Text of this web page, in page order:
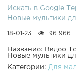
Искать в Google
Новые мультики
18-01-23 96 966
Название: Видео
Новые мультики
Категории: Для